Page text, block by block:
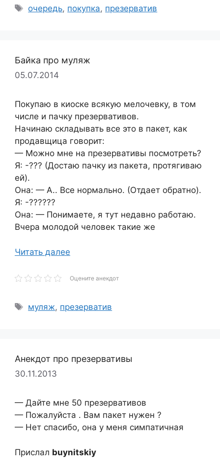
Метки
очередь, покупка, презерватив
Байка про муляж
05.07.2014
Покупаю в киоске всякую мелочевку, в том
числе и пачку презервативов.
Начинаю складывать все это в пакет, как
продавщица говорит:
— Можно мне на презервативы посмотреть?
Я: -??? (Достаю пачку из пакета, протягиваю
ей).
Она: — А.. Все нормально. (Отдает обратно).
Я: -??????
Она: — Понимаете, я тут недавно работаю.
Вчера молодой человек такие же
Читать далее
Оцените анекдот
Метки
муляж, презерватив
Анекдот про презервативы
30.11.2013
— Дайте мне 50 презервативов
— Пожалуйста . Вам пакет нужен ?
— Нет спасибо, она у меня симпатичная
Прислал buynitskiy